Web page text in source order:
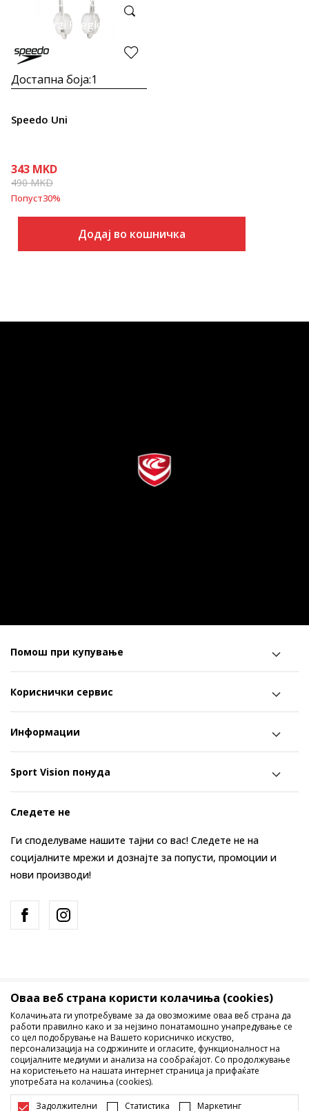
Brzi Pregled
Достапна боја:1
Speedo Uni
343 MKD
490MKD
Попуст30%
Додај во кошничка
Помош при купување
Кориснички сервис
Информации
Sport Vision понуда
Следете не
Ги споделуваме нашите тајни со вас! Следете не на
социјалните мрежи и дознајте за попусти, промоции и
нови производи!
Македонија Промена
Не е дозволено превземање или користење на содржината од
Оваа веб страна користи колачиња (cookies)
Колачињата ги употребуваме за да овозможиме оваа веб страна да
работи правилно како и за нејзино понатамошно унапредување се
со цел подобрување на Вашето корисничко искуство,
персонализација на содржините и огласите, функционалност на
социјалните медиуми и анализа на сообраќајот. Со продолжување
на користењето на нашата интернет страница ја прифаќате
употребата на колачиња (cookies).
Задолжителни Статистика Маркетинг